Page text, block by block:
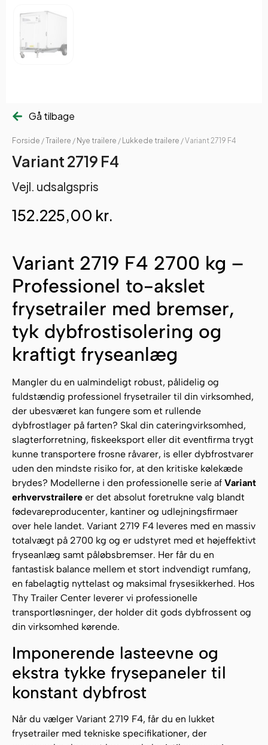
Gå tilbage
Forside /Trailere / Nye trailere / Lukkede trailere / Variant 2719 F4
Variant 2719 F4
Vejl. udsalgspris
152.225,00 kr.
Variant 2719 F4 2700 kg –
Professionel to-akslet
frysetrailer med bremser,
tyk dybfrostisolering og
kraftigt fryseanlæg
Mangler du en ualmindeligt robust, pålidelig og
fuldstændig professionel frysetrailer til din virksomhed,
der ubesværet kan fungere som et rullende
dybfrostlager på farten? Skal din cateringvirksomhed,
slagterforretning, fiskeeksport eller dit eventfirma trygt
kunne transportere frosne råvarer, is eller dybfrostvarer
uden den mindste risiko for, at den kritiske kølekæde
brydes? Modellerne i den professionelle serie af Variant
erhvervstrailere er det absolut foretrukne valg blandt
fødevareproducenter, kantiner og udlejningsfirmaer
over hele landet. Variant 2719 F4 leveres med en massiv
totalvægt på 2700 kg og er udstyret med et højeffektivt
fryseanlæg samt påløbsbremser. Her får du en
fantastisk balance mellem et stort indvendigt rumfang,
en fabelagtig nyttelast og maksimal frysesikkerhed. Hos
Thy Trailer Center leverer vi professionelle
transportløsninger, der holder dit gods dybfrossent og
din virksomhed kørende.
Imponerende lasteevne og
ekstra tykke frysepaneler til
konstant dybfrost
Når du vælger Variant 2719 F4, får du en lukket
frysetrailer med tekniske specifikationer, der